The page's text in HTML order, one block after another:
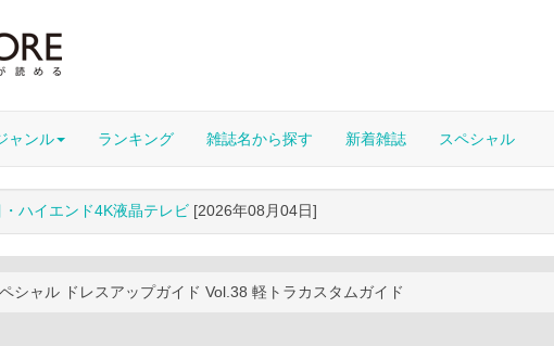
ャンル ランキング 雑誌名から探す 新着雑誌 スペシャル
ハイエンド4K液晶テレビ [2026年08月04日]
シャル ドレスアップガイド Vol.38 軽トラカスタムガイド